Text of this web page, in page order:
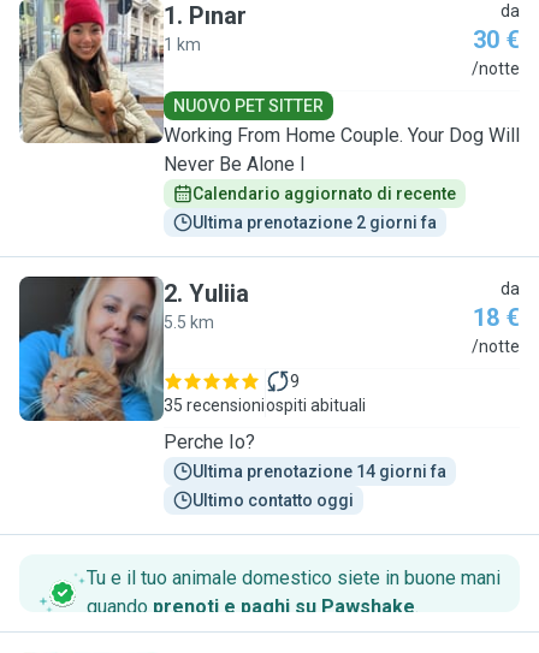
P
1. Pınar
1 km
da
30 €
/notte
NUOVO PET SITTER
Working From Home Couple. Your Dog Will
Never Be Alone l
Calendario aggiornato di recente
Ultima prenotazione 2 giorni fa
Y
2. Yuliia
5.5 km
da
18 €
/notte
35 recensioni
9
ospiti abituali
Perche Io?
Ultima prenotazione 14 giorni fa
Ultimo contatto oggi
Tu e il tuo animale domestico siete in buone mani
quando prenoti e paghi su Pawshake.